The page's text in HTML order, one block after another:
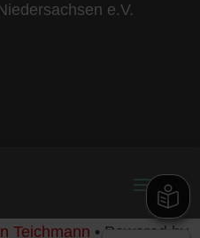
e.V.
Teichmann • Powered by